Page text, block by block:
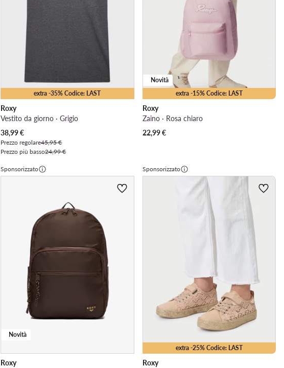
extra -35% Codice: LAST
Roxy
Vestito da giorno · Grigio
Prezzo attuale
38,99€
Prezzo regolare45,95 €
Prezzo più basso24,99 €
extra -15% Codice: LAST
Novità
Roxy
Zaino · Rosa chiaro
22,99€
Sponsorizzato
Novità
Roxy
Sponsorizzato
extra -25% Codice: LAST
Roxy